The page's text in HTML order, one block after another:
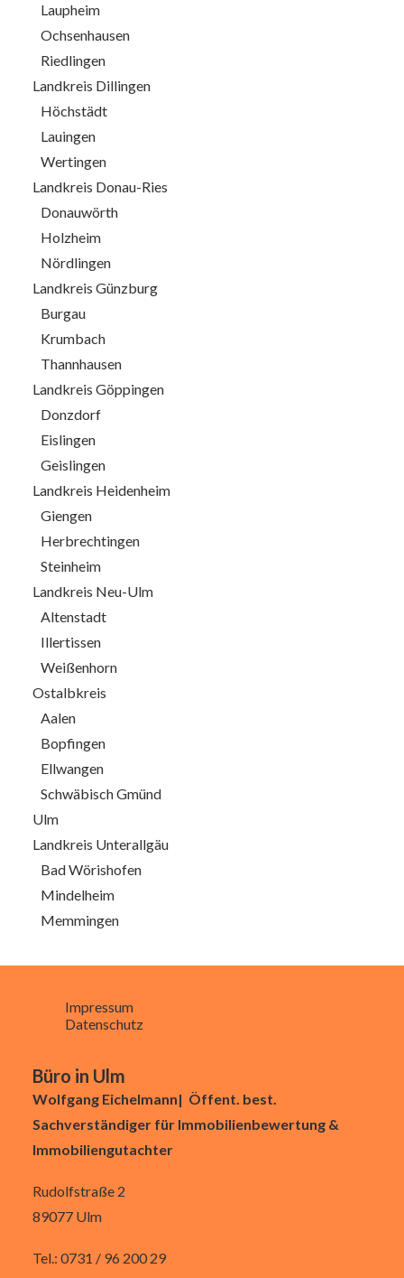
Laupheim
Ochsenhausen
Riedlingen
Landkreis Dillingen
Höchstädt
Lauingen
Wertingen
Landkreis Donau-Ries
Donauwörth
Holzheim
Nördlingen
Landkreis Günzburg
Burgau
Krumbach
Thannhausen
Landkreis Göppingen
Donzdorf
Eislingen
Geislingen
Landkreis Heidenheim
Giengen
Herbrechtingen
Steinheim
Landkreis Neu-Ulm
Altenstadt
Illertissen
Weißenhorn
Ostalbkreis
Aalen
Bopfingen
Ellwangen
Schwäbisch Gmünd
Ulm
Landkreis Unterallgäu
Bad Wörishofen
Mindelheim
Memmingen
Impressum
Datenschutz
Büro in Ulm
Wolfgang Eichelmann| Öffent. best.
Sachverständiger für Immobilienbewertung &
Immobiliengutachter
Rudolfstraße 2
89077 Ulm
Tel.: 0731 / 96 200 29